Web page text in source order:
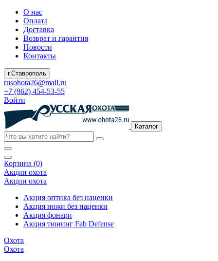
О нас
Оплата
Доставка
Возврат и гарантия
Новости
Контакты
г.Ставрополь
rusohota26@mail.ru
+7 (962) 454-53-55
Войти
Каталог
Корзина (0)
Акции охота
Акции охота
Акция оптика без наценки
Акция ножи без наценки
Акция фонари
Акция тюнинг Fab Defense
Охота
Охота